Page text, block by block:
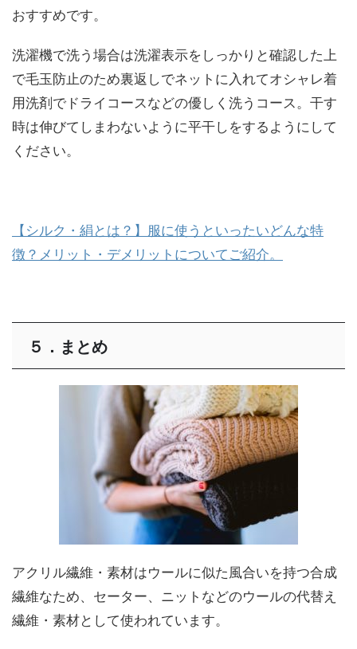
おすすめです。
洗濯機で洗う場合は洗濯表示をしっかりと確認した上
で毛玉防止のため裏返しでネットに入れてオシャレ着
用洗剤でドライコースなどの優しく洗うコース。干す
時は伸びてしまわないように平干しをするようにして
ください。
【シルク・絹とは？】服に使うといったいどんな特
徴？メリット・デメリットについてご紹介。
５．まとめ
アクリル繊維・素材はウールに似た風合いを持つ合成
繊維なため、セーター、ニットなどのウールの代替え
繊維・素材として使われています。